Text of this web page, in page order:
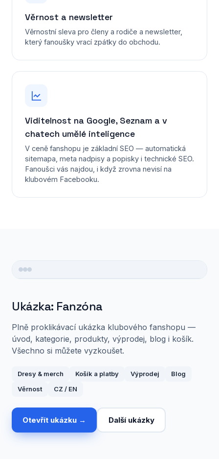
Věrnost a newsletter
Věrnostní sleva pro členy a rodiče a newsletter,
který fanoušky vrací zpátky do obchodu.
Viditelnost na Google, Seznam a v
chatech umělé inteligence
V ceně fanshopu je základní SEO — automatická
sitemapa, meta nadpisy a popisky i technické SEO.
Fanoušci vás najdou, i když zrovna nevisí na
klubovém Facebooku.
Ukázka: Fanzóna
Plně proklikávací ukázka klubového fanshopu —
úvod, kategorie, produkty, výprodej, blog i košík.
Všechno si můžete vyzkoušet.
Dresy & merch Košík a platby Výprodej
Blog
Věrnost
CZ / EN
Otevřít ukázku → Další ukázky